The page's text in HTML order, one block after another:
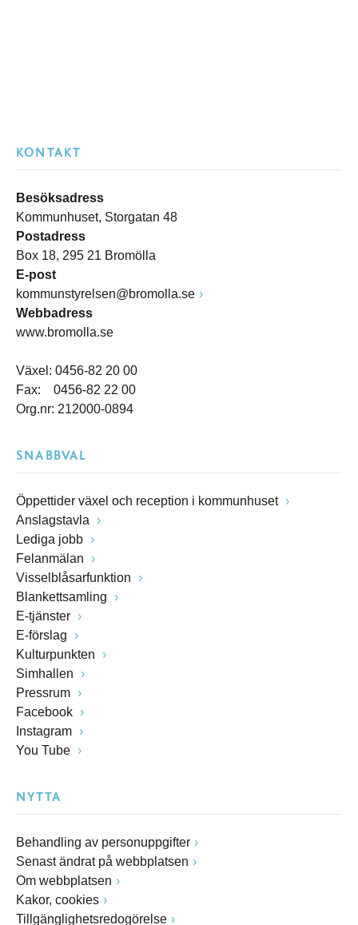
KONTAKT
Besöksadress
Kommunhuset, Storgatan 48
Postadress
Box 18, 295 21 Bromölla
E-post
kommunstyrelsen@bromolla.se
Webbadress
www.bromolla.se
Växel: 0456-82 20 00
Fax: 0456-82 22 00
Org.nr: 212000-0894
SNABBVAL
Öppettider växel och reception i kommunhuset
Anslagstavla
Lediga jobb
Felanmälan
Visselblåsarfunktion
Blankettsamling
E-tjänster
E-förslag
Kulturpunkten
Simhallen
Pressrum
Facebook
Instagram
You Tube
NYTTA
Behandling av personuppgifter
Senast ändrat på webbplatsen
Om webbplatsen
Kakor, cookies
Tillgänglighetsredogörelse